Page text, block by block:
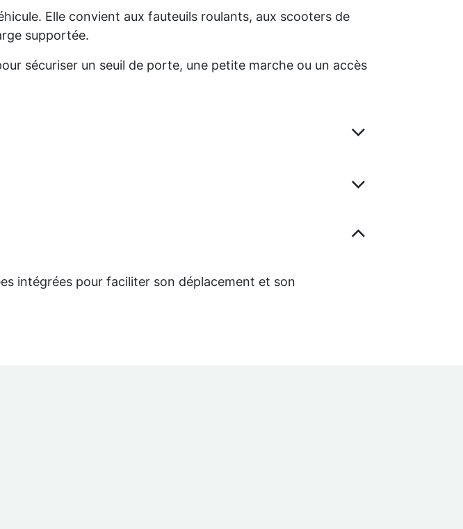
Elle convient aux fauteuils roulants, aux scooters de
supportée.
sécuriser un seuil de porte, une petite marche ou un accès
intégrées pour faciliter son déplacement et son